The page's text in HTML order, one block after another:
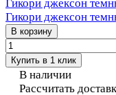
Гикори джексон
Гикори джексон
В корзину
Купить в 1 клик
В наличии
Рассчитать